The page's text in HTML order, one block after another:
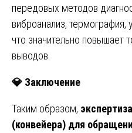
передовых методов
виброанализ, термография,
что значительно повышает
выводов.
💎 Заключение
Таким образом,
(конвейера) для